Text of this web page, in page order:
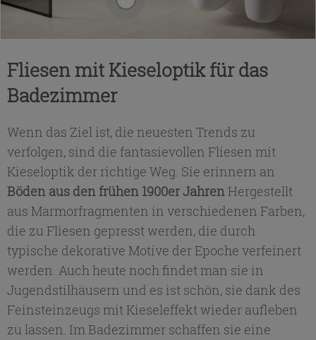
Fliesen mit Kieseloptik für das
Badezimmer
Wenn das Ziel ist, die neuesten Trends zu
verfolgen, sind die fantasievollen Fliesen mit
Kieseloptik der richtige Weg. Sie erinnern an
Böden aus den frühen 1900er Jahren Hergestellt
aus Marmorfragmenten in verschiedenen Farben,
die zu Fliesen gepresst werden, die durch
typische dekorative Motive der Epoche verfeinert
werden. Auch heute noch findet man sie in
Jugendstilhäusern und es ist schön, sie dank des
Feinsteinzeugs mit Kieseleffekt wieder aufleben
zu lassen. Im Badezimmer schaffen sie eine